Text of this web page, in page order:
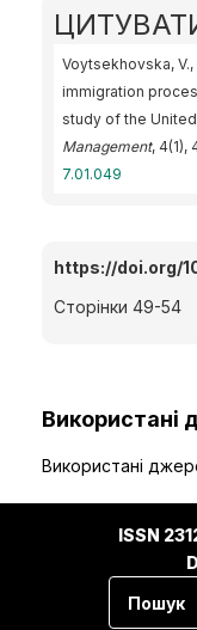
Voytsekhovska,
immigration
study of the
Management, 4(1),
7.01.049
https://doi.org/
Сторінки 49-54
Використані
Використані
ISSN